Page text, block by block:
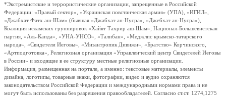
*Экстремистские и террористические организации, запрещенные в Российской
Федерации: «Правый сектор», «Украинская повстанческая армия» (УПА), «ИГИЛ»,
«Джабхат Фатх аш-Шам» (бывшая «Джабхат ан-Нусра», «Джебхат ан-Нусра»),
Коалиция исламских группировок «Хайят Тахрир аш-Шам», Национал-Большевистская
партия, «Аль-Каида», «УНА-УНСО», «Талибан», «Меджлис крымско-татарского
народа», «Свидетели Иеговы», «Мизантропик Дивижн», «Братство» Корчинского,
«Артподготовка», Религиозная организация «Управленческий центр Свидетелей Иеговы
в России» и входящие в ее структуру местные религиозные организации.
Информация, размещенная на портале, а именно: текстовые материалы, элементы
дизайна, логотипы, товарные знаки, фотографии, видео и аудио охраняются
законодательством Российской Федерации и международными нормами права и не
могут быть использованы без разрешения правообладателей. Согласно ст.ст. 1274,1275